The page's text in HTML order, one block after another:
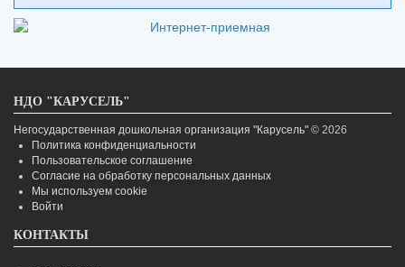
НДО "КАРУСЕЛЬ"
Негосударственная дошкольная организация "Карусель" © 2026
Политика конфиденциальности
Пользовательское соглашение
Согласие на обработку персональных данных
Мы используем cookie
Войти
КОНТАКТЫ